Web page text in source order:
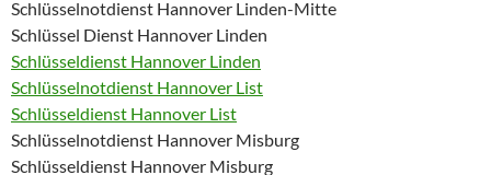
Schlüsselnotdienst Hannover Linden-Mitte
Schlüssel Dienst Hannover Linden
Schlüsseldienst Hannover Linden
Schlüsselnotdienst Hannover List
Schlüsseldienst Hannover List
Schlüsselnotdienst Hannover Misburg
Schlüsseldienst Hannover Misburg